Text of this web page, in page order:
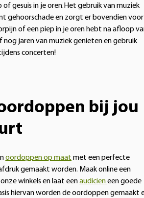
of gesuis in je oren.Het gebruik van muziek
gehoorschade en zorgt er bovendien voor
of een piep in je oren hebt na afloop
nog jaren van muziek genieten en gebruik
concerten!
bij jou
oordoppen op maat met een perfecte
gemaakt worden. Maak online een
winkels en laat eenaudicieneen goede
hiervan worden de oordoppen gemaakt